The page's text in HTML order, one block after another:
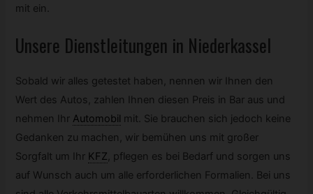
mit ein.
Unsere Dienstleitungen in Niederkassel
Sobald wir alles getestet haben, nennen wir Ihnen den
Wert des Autos, zahlen Ihnen diesen Preis in Bar aus und
nehmen Ihr Automobil mit. Sie brauchen sich jedoch keine
Gedanken zu machen, wir bemühen uns mit großer
Sorgfalt um Ihr KFZ, pflegen es bei Bedarf und sorgen uns
auf Wunsch auch um alle erforderlichen Formalien. Bei uns